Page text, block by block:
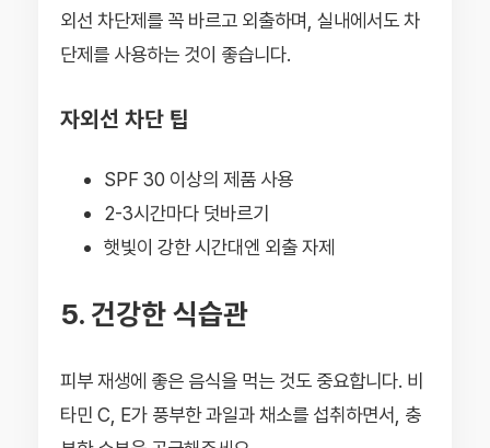
외선 차단제를 꼭 바르고 외출하며, 실내에서도 차
단제를 사용하는 것이 좋습니다.
자외선 차단 팁
SPF 30 이상의 제품 사용
2-3시간마다 덧바르기
햇빛이 강한 시간대엔 외출 자제
5. 건강한 식습관
피부 재생에 좋은 음식을 먹는 것도 중요합니다. 비
타민 C, E가 풍부한 과일과 채소를 섭취하면서, 충